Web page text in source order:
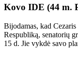
Kovo IDE (44 m.
Bijodamas, kad
Respubliką, senatorių
15 d. Jie vykdė savo